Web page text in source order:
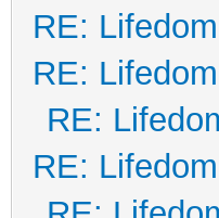
RE:
RE:
RE:
RE: